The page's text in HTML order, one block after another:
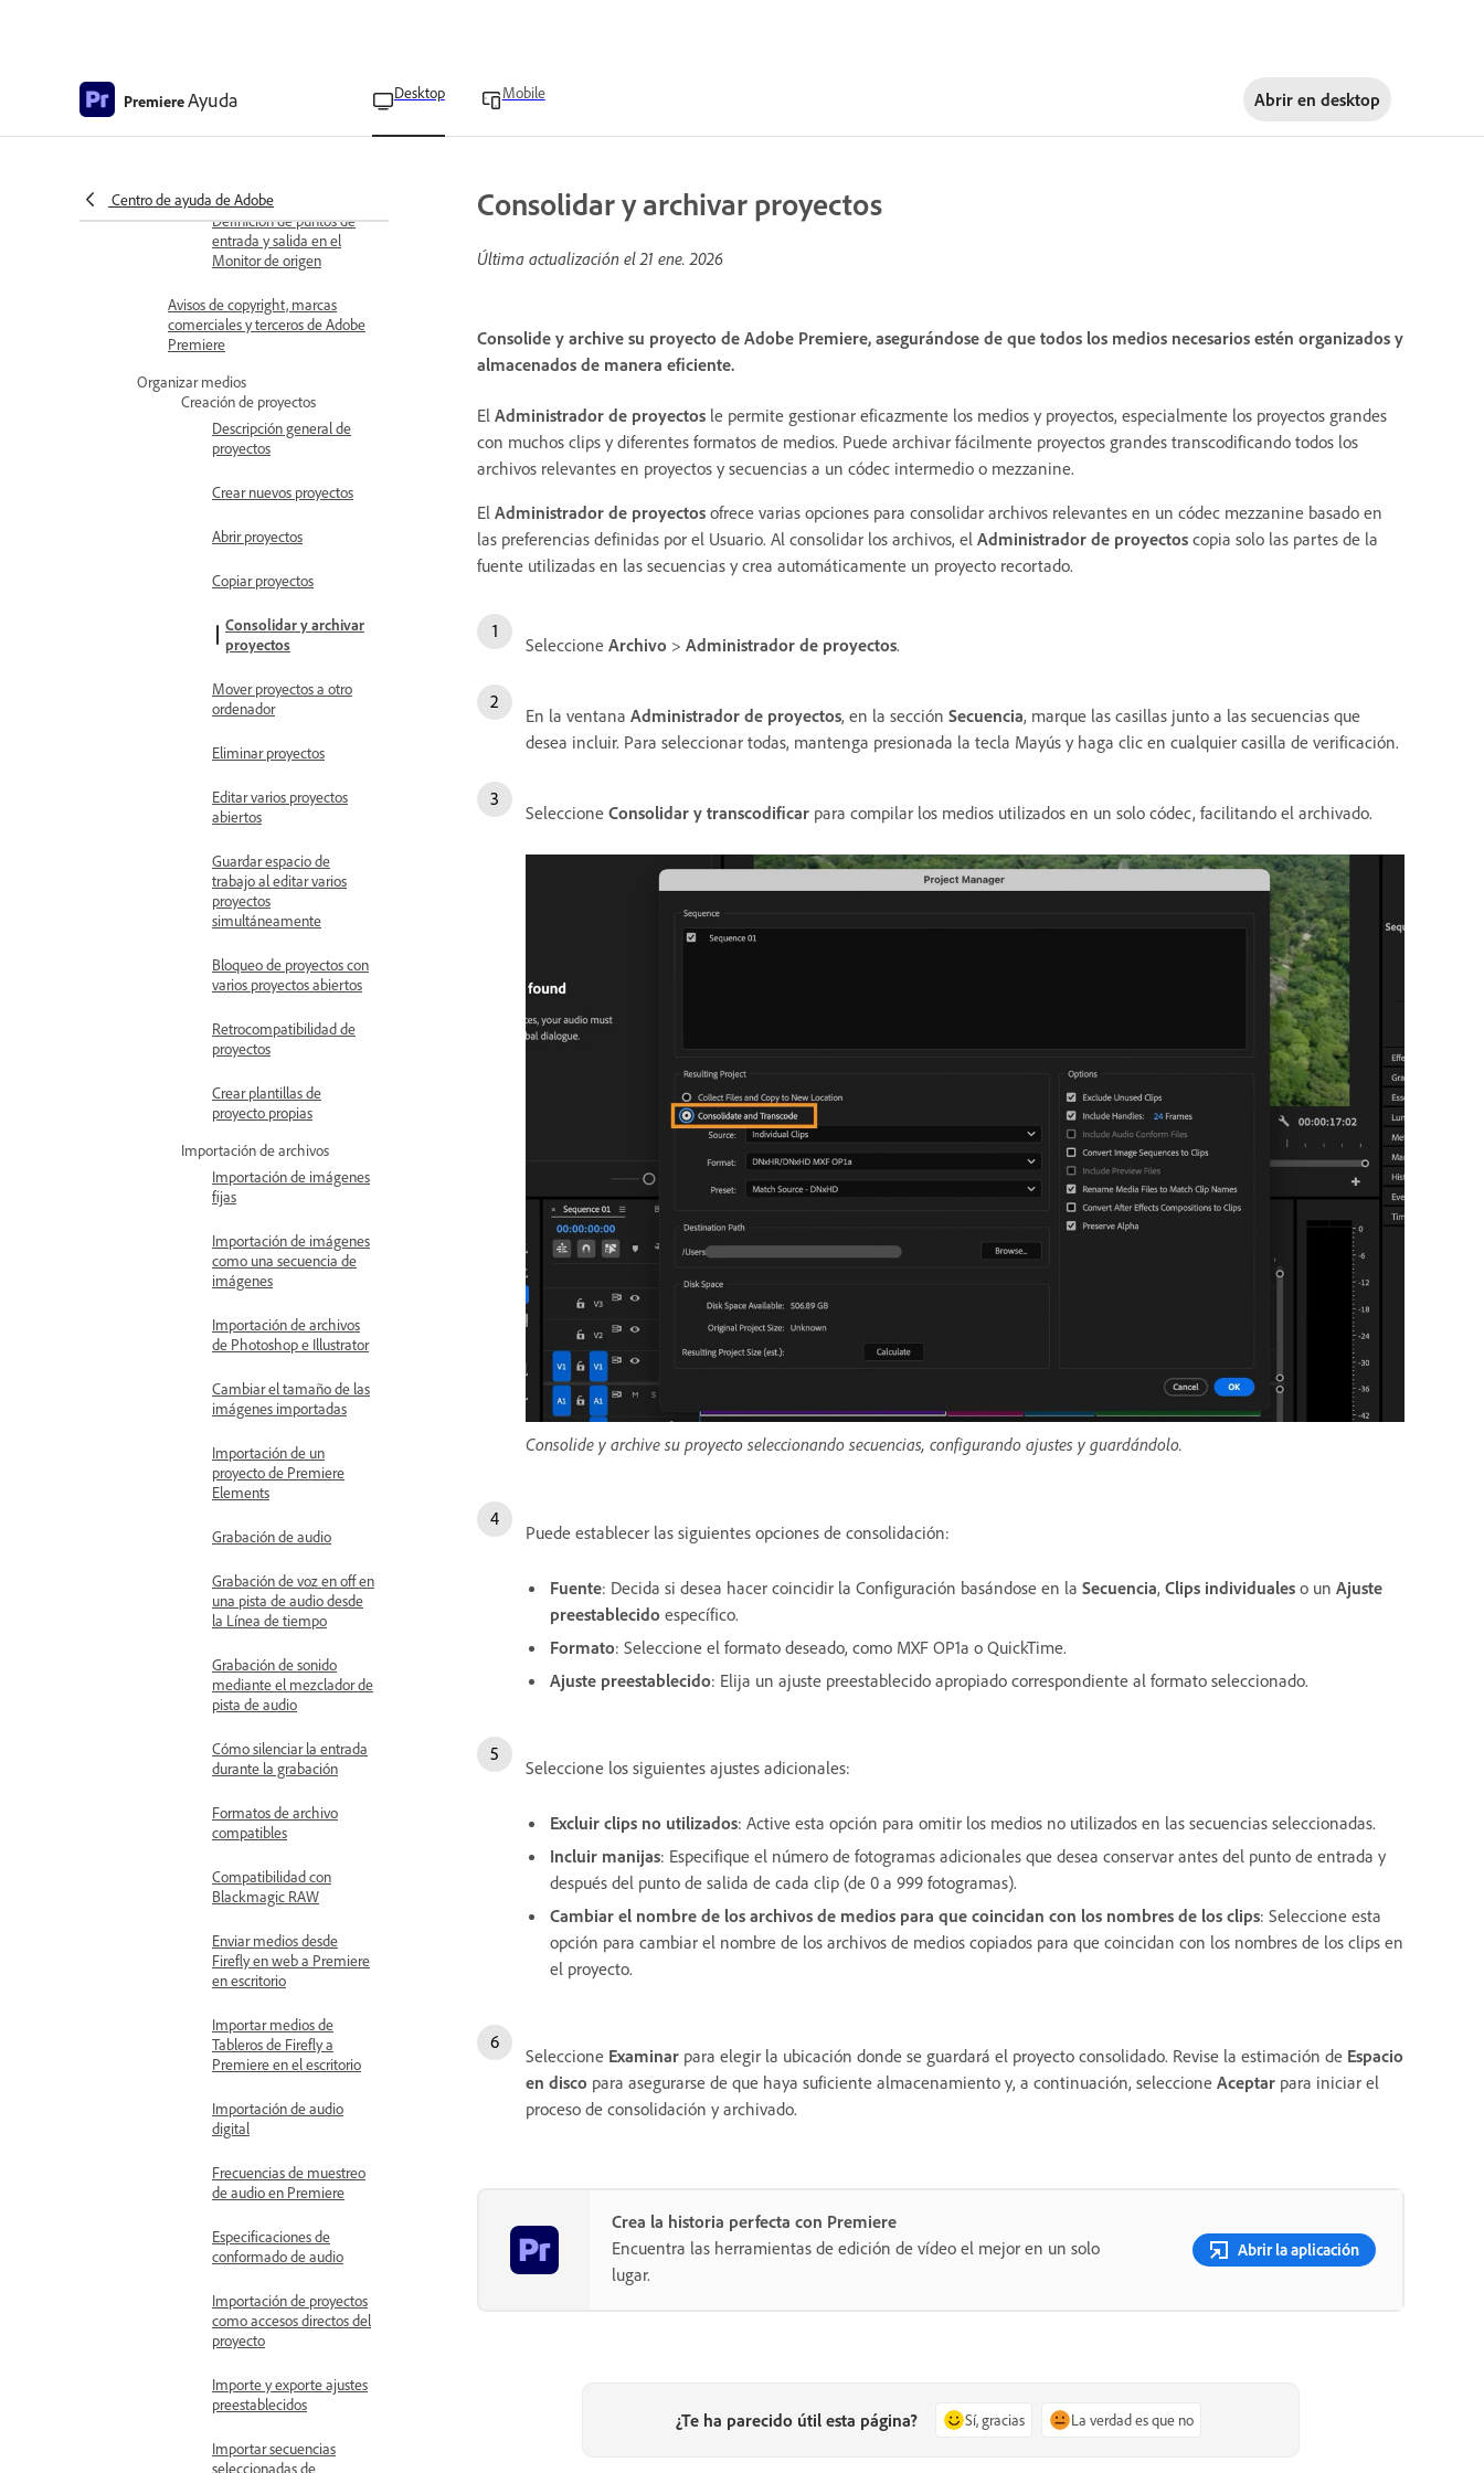
PremiereAyuda Desktop Mobile Abrir en desktop
Centro de ayuda de Adobe
Mostrar metadatos como
superposiciones
Definición de puntos de
entrada y salida en el
Monitor de origen
Avisos de copyright, marcas
comerciales y terceros de Adobe
Premiere
Organizar medios
Creación de proyectos
Descripción general de
proyectos
Crear nuevos proyectos
Abrir proyectos
Copiar proyectos
Consolidar y archivar
proyectos
Mover proyectos a otro
ordenador
Eliminar proyectos
Editar varios proyectos
abiertos
Guardar espacio de
trabajo al editar varios
proyectos
simultáneamente
Bloqueo de proyectos con
varios proyectos abiertos
Retrocompatibilidad de
proyectos
Crear plantillas de
proyecto propias
Importación de archivos
Importación de imágenes
fijas
Importación de imágenes
como una secuencia de
imágenes
Importación de archivos
de Photoshop e Illustrator
Cambiar el tamaño de las
imágenes importadas
Importación de un
proyecto de Premiere
Elements
Grabación de audio
Grabación de voz en off en
una pista de audio desde
la Línea de tiempo
Grabación de sonido
mediante el mezclador de
pista de audio
Cómo silenciar la entrada
durante la grabación
Formatos de archivo
compatibles
Compatibilidad con
Blackmagic RAW
Enviar medios desde
Firefly en web a Premiere
en escritorio
Importar medios de
Tableros de Firefly a
Premiere en el escritorio
Importación de audio
digital
Frecuencias de muestreo
de audio en Premiere
Especificaciones de
conformado de audio
Importación de proyectos
como accesos directos del
proyecto
Importe y exporte ajustes
preestablecidos
Importar secuencias
seleccionadas de
Consolidar y archivar proyectos
Última actualización el21 ene. 2026
Consolide y archive su proyecto de Adobe Premiere, asegurándose de que todos los medios necesarios estén organizados y
almacenados de manera eficiente.
El Administrador de proyectos le permite gestionar eficazmente los medios y proyectos, especialmente los proyectos grandes
con muchos clips y diferentes formatos de medios. Puede archivar fácilmente proyectos grandes transcodificando todos los
archivos relevantes en proyectos y secuencias a un códec intermedio o mezzanine.
El Administrador de proyectos ofrece varias opciones para consolidar archivos relevantes en un códec mezzanine basado en
las preferencias definidas por el Usuario. Al consolidar los archivos, el Administrador de proyectos copia solo las partes de la
fuente utilizadas en las secuencias y crea automáticamente un proyecto recortado.
Seleccione Archivo > Administrador de proyectos.
En la ventana Administrador de proyectos, en la sección Secuencia, marque las casillas junto a las secuencias que
desea incluir. Para seleccionar todas, mantenga presionada la tecla Mayús y haga clic en cualquier casilla de verificación.
Seleccione Consolidar y transcodificar para compilar los medios utilizados en un solo códec, facilitando el archivado.
Consolide y archive su proyecto seleccionando secuencias, configurando ajustes y guardándolo.
Puede establecer las siguientes opciones de consolidación:
Fuente: Decida si desea hacer coincidir la Configuración basándose en la Secuencia, Clips individuales o un Ajuste
preestablecido específico.
Formato: Seleccione el formato deseado, como MXF OP1a o QuickTime.
Ajuste preestablecido: Elija un ajuste preestablecido apropiado correspondiente al formato seleccionado.
Seleccione los siguientes ajustes adicionales:
Excluir clips no utilizados: Active esta opción para omitir los medios no utilizados en las secuencias seleccionadas.
Incluir manijas: Especifique el número de fotogramas adicionales que desea conservar antes del punto de entrada y
después del punto de salida de cada clip (de 0 a 999 fotogramas).
Cambiar el nombre de los archivos de medios para que coincidan con los nombres de los clips: Seleccione esta
opción para cambiar el nombre de los archivos de medios copiados para que coincidan con los nombres de los clips en
el proyecto.
Seleccione Examinar para elegir la ubicación donde se guardará el proyecto consolidado. Revise la estimación de Espacio
en disco para asegurarse de que haya suficiente almacenamiento y, a continuación, seleccione Aceptar para iniciar el
proceso de consolidación y archivado.
Crea la historia perfecta con Premiere
Encuentra las herramientas de edición de vídeo el mejor en un solo
lugar.
Abrir la aplicación
¿Te ha parecido útil esta página? Sí, gracias La verdad es que no